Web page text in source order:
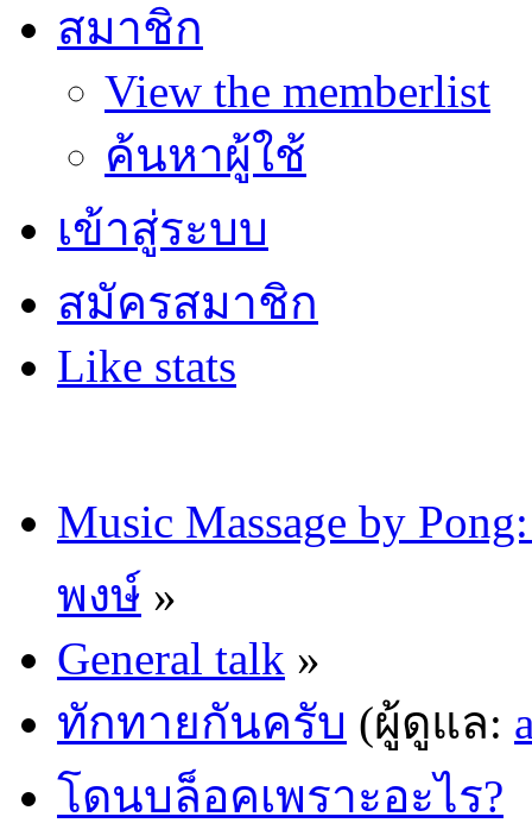
สมาชิก
View the memberlist
ค้นหาผู้ใช้
เข้าสู่ระบบ
สมัครสมาชิก
Like stats
Music Massage by
พงษ์ »
General talk »
ทักทายกันครับ (ผู้ดูแล:
โดนบล็อคเพราะอะไร?